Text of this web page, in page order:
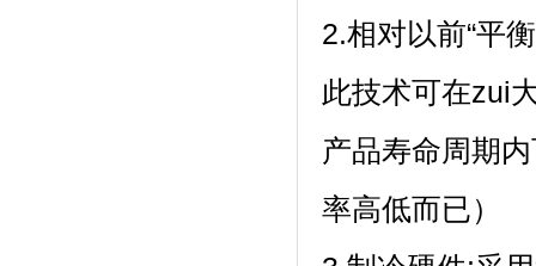
2.相对以前“平衡
此技术可在zui
产品寿命周期
率高低而已）